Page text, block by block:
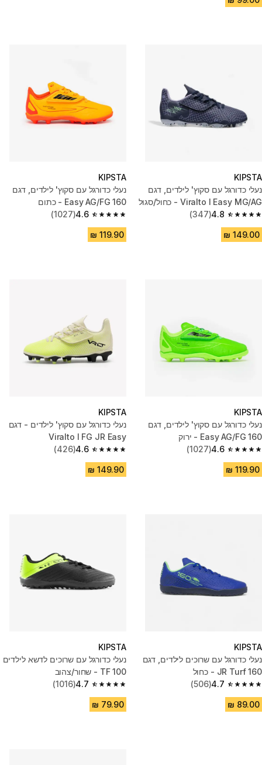
KIPSTA
נעלי כדורגל עם סקוץ' לילדים, דגם
Viralto I Easy MG/AG - כחול/סגול
4.8
4.8 out of 5 stars from 347 reviews
(347)
KIPSTA
נעלי כדורגל עם סקוץ' לילדים, דגם
160 Easy AG/FG - כתום
4.6
4.6 out of 5 stars from 1027 reviews
(1027)
KIPSTA
נעלי כדורגל עם סקוץ' לילדים, דגם
160 Easy AG/FG - ירוק
4.6
4.6 out of 5 stars from 1027 reviews
(1027)
KIPSTA
נעלי כדורגל עם סקוץ' לילדים - דגם
Viralto I FG JR Easy
4.6
4.6 out of 5 stars from 426 reviews
(426)
KIPSTA
נעלי כדורגל עם שרוכים לילדים, דגם
160 JR Turf - כחול
4.7
4.7 out of 5 stars from 506 reviews
(506)
KIPSTA
נעלי כדורגל עם שרוכים לדשא לילדים
100 TF - שחור/צהוב
4.7
4.7 out of 5 stars from 1016 reviews
(1016)